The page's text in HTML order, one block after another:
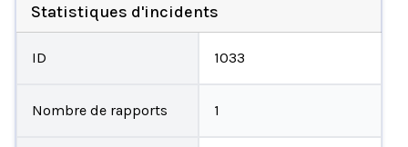
Statistiques d'incidents
ID 1033
Nombre de rapports 1